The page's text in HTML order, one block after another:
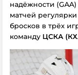
надёжности (GAA)
матчей регулярки
бросков в трёх
команду ЦСКА